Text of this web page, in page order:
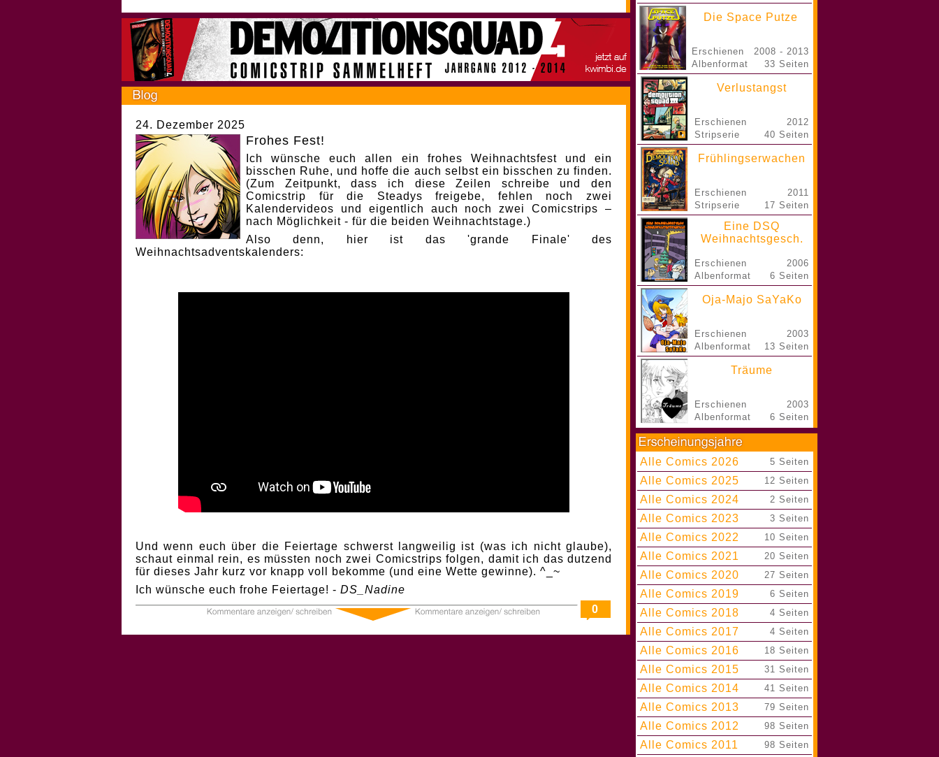
24. Dezember 2025
Frohes Fest!
Ich wünsche euch allen ein frohes Weihnachtsfest und ein
bisschen Ruhe, und hoffe die auch selbst ein bisschen zu finden.
(Zum Zeitpunkt, dass ich diese Zeilen schreibe und den
Comicstrip für die Steadys freigebe, fehlen noch zwei
Kalendervideos und eigentlich auch noch zwei Comicstrips –
nach Möglichkeit - für die beiden Weihnachtstage.)
Also denn, hier ist das 'grande Finale' des
Weihnachtsadventskalenders:
Und wenn euch über die Feiertage schwerst langweilig ist (was ich nicht glaube),
schaut einmal rein, es müssten noch zwei Comicstrips folgen, damit ich das dutzend
für dieses Jahr kurz vor knapp voll bekomme (und eine Wette gewinne). ^_~
Ich wünsche euch frohe Feiertage! - DS_Nadine
0
Die Space Putze
Erschienen
Albenformat
2008 - 2013
33 Seiten
Verlustangst
Erschienen
Stripserie
2012
40 Seiten
Frühlingserwachen
Erschienen
Stripserie
2011
17 Seiten
Eine DSQ
Weihnachtsgesch.
Erschienen
Albenformat
2006
6 Seiten
Oja-Majo SaYaKo
Erschienen
Albenformat
2003
13 Seiten
Träume
Erschienen
Albenformat
2003
6 Seiten
Alle Comics 2026 5 Seiten
Alle Comics 2025 12 Seiten
Alle Comics 2024 2 Seiten
Alle Comics 2023 3 Seiten
Alle Comics 2022 10 Seiten
Alle Comics 2021 20 Seiten
Alle Comics 2020 27 Seiten
Alle Comics 2019 6 Seiten
Alle Comics 2018 4 Seiten
Alle Comics 2017 4 Seiten
Alle Comics 2016 18 Seiten
Alle Comics 2015 31 Seiten
Alle Comics 2014 41 Seiten
Alle Comics 2013 79 Seiten
Alle Comics 2012 98 Seiten
Alle Comics 2011 98 Seiten